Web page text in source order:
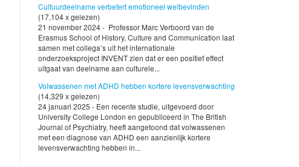
Cultuurdeelname verbetert emotioneel welbevinden
(17,104 x gelezen)
21 november 2024 - Professor Marc Verboord van de
Erasmus School of History, Culture and Communication laat
samen met collega’s uit het internationale
onderzoeksproject INVENT zien dat er een positief effect
uitgaat van deelname aan culturele...
Volwassenen met ADHD hebben kortere levensverwachting
(14,329 x gelezen)
24 januari 2025 - Een recente studie, uitgevoerd door
University College London en gepubliceerd in The British
Journal of Psychiatry, heeft aangetoond dat volwassenen
met een diagnose van ADHD een aanzienlijk kortere
levensverwachting hebben in...